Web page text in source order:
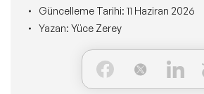
Kişisel Dönüşüm Konuşmacıları
Sürdürülebilirlik Konuşmacıları
Yeni Konuşmacılarımız
Konuşmacı Özel Çözümleri
Tüm Çözümler
Ne Yaparız?
Kim İçin Yaparız?
Güncelleme Tarihi: 11 Haziran 2026
Yazan: Yüce Zerey